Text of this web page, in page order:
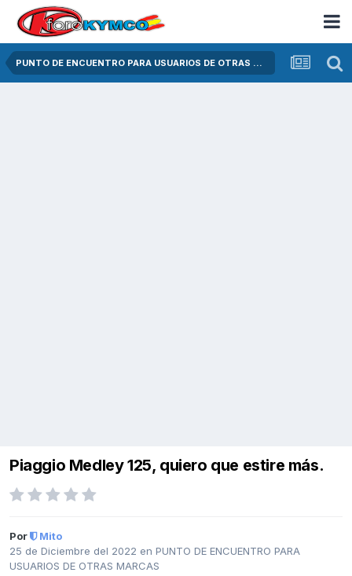
PUNTO DE ENCUENTRO PARA USUARIOS DE OTRAS MARCAS
Piaggio Medley 125, quiero que estire más.
Por
Mito
25 de Diciembre del 2022 en PUNTO DE ENCUENTRO PARA
USUARIOS DE OTRAS MARCAS